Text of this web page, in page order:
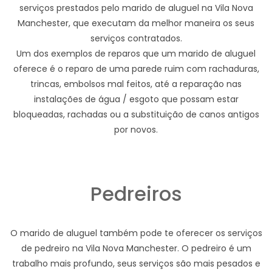
serviços prestados pelo marido de aluguel na Vila Nova
Manchester, que executam da melhor maneira os seus
serviços contratados.
Um dos exemplos de reparos que um marido de aluguel
oferece é o reparo de uma parede ruim com rachaduras,
trincas, embolsos mal feitos, até a reparação nas
instalações de água / esgoto que possam estar
bloqueadas, rachadas ou a substituição de canos antigos
por novos.
Pedreiros
O marido de aluguel também pode te oferecer os serviços
de pedreiro na Vila Nova Manchester. O pedreiro é um
trabalho mais profundo, seus serviços são mais pesados e